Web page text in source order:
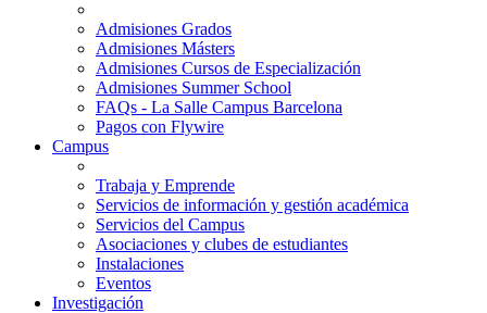
Admisiones Grados
Admisiones Másters
Admisiones Cursos de Especialización
Admisiones Summer School
FAQs - La Salle Campus Barcelona
Pagos con Flywire
Campus
Trabaja y Emprende
Servicios de información y gestión académica
Servicios del Campus
Asociaciones y clubes de estudiantes
Instalaciones
Eventos
Investigación